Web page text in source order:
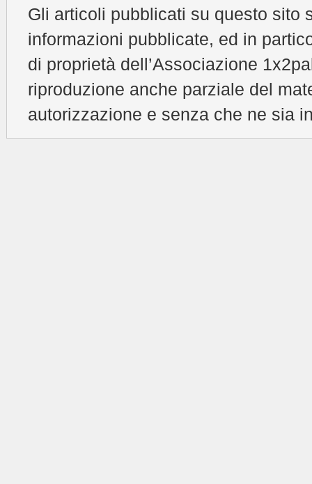
Gli articoli pubblicati su questo sito
informazioni pubblicate, ed in
di proprietà dell’Associazione
riproduzione anche parziale del
autorizzazione e senza che ne sia